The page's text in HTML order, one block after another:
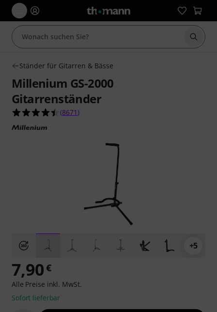
Suche
Ständer für Gitarren & Bässe
Millenium GS-2000
Gitarrenständer
4.4 von 5 Sternen aus 8671
(8671 )
+5
7,90€
Alle Preise inkl. MwSt.
Sofort lieferbar